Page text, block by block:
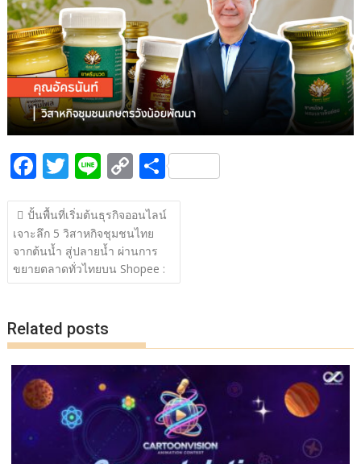
o
o
k
Li
n
k
F
ac
e
b
o
o
k
T
w
itt
er
Li
n
e
C
o
p
y
Li
n
S
h
ar
แนะแนว
เรื่อง
ปั้นพื้นที่เริ่มต้นธุรกิจออนไลน์
เจาะลึก 5 วิสาหกิจชุมชนไทย
จากต้นน้ำ สู่ปลายน้ำ ผ่านการ
ขยายตลาดทั่วไทยบน Shopee :
Related posts